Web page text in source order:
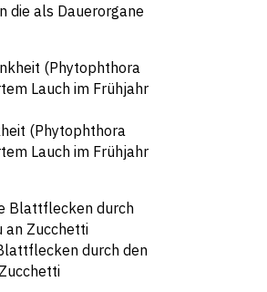
die als Dauerorgane
(Phytophthora
Lauch im Frühjahr
durch den